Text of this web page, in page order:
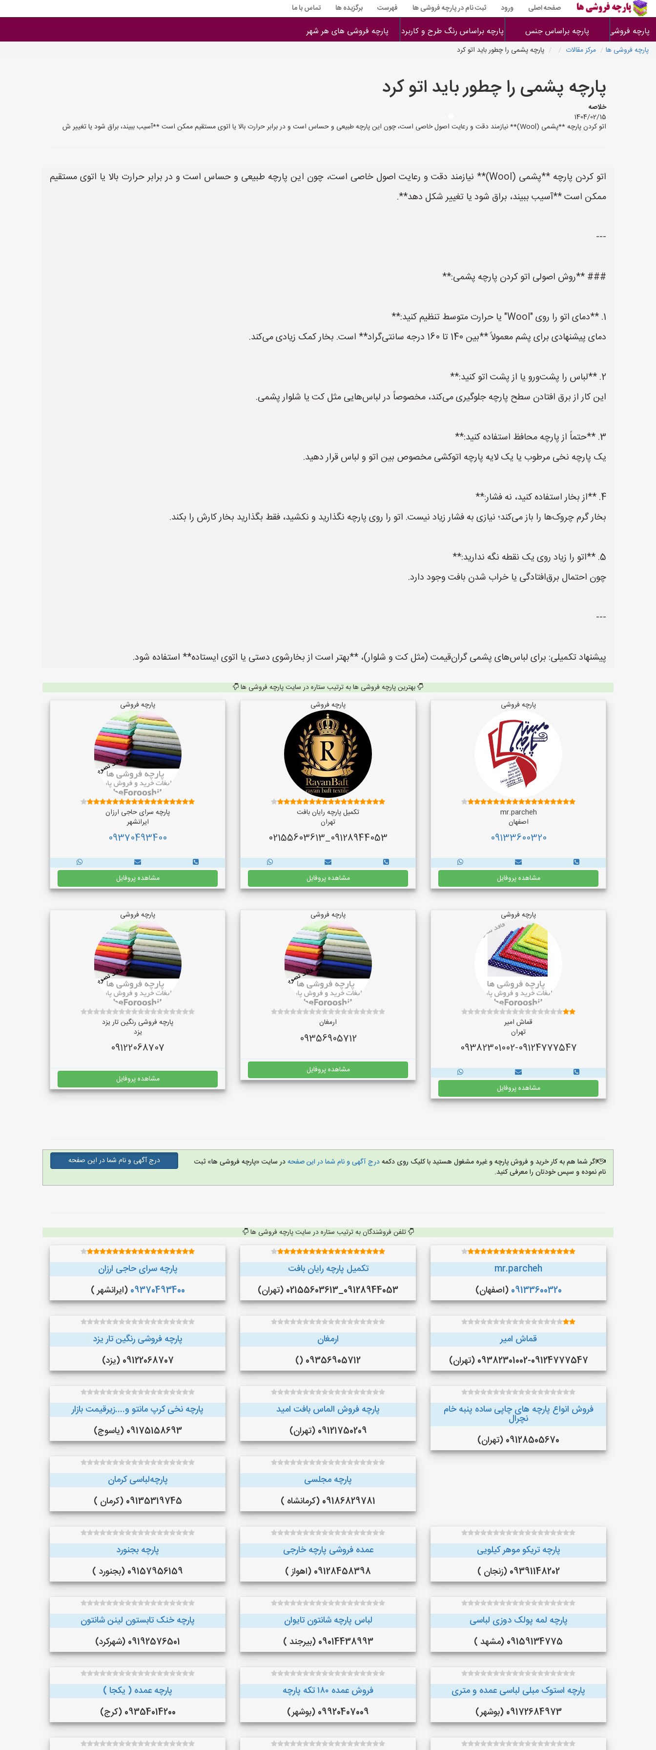
صفحه اصلی ورود ثبت نام در پارچه فروشی ها فهرست برگزیده ها تماس با ما
پارچه فروشی ها پارچه براساس جنس پارچه براساس رنگ طرح و کاربرد پارچه فروشی های هر شهر
پارچه فروشی ها مرکز مقالات پارچه پشمی را چطور باید اتو کرد
پارچه پشمی را چطور باید اتو کرد
خلاصه
1404/02/15
اتو کردن پارچه **پشمی (Wool)** نیازمند دقت و رعایت اصول خاصی است، چون این پارچه طبیعی و حساس است و در برابر حرارت بالا یا اتوی مستقیم ممکن است **آسیب ببیند، براق شود یا تغییر ش
اتو کردن پارچه **پشمی (Wool)** نیازمند دقت و رعایت اصول خاصی است، چون این پارچه طبیعی و حساس است و در برابر حرارت بالا یا اتوی مستقیم
ممکن است **آسیب ببیند، براق شود یا تغییر شکل دهد**.
---
### **روش اصولی اتو کردن پارچه پشمی:**
1. **دمای اتو را روی "Wool" یا حرارت متوسط تنظیم کنید:**
دمای پیشنهادی برای پشم معمولاً **بین 140 تا 160 درجه سانتی‌گراد** است. بخار کمک زیادی می‌کند.
2. **لباس را پشت‌ورو یا از پشت اتو کنید:**
این کار از برق افتادن سطح پارچه جلوگیری می‌کند، مخصوصاً در لباس‌هایی مثل کت یا شلوار پشمی.
3. **حتماً از پارچه محافظ استفاده کنید:**
یک پارچه نخی مرطوب یا یک لایه پارچه اتوکشی مخصوص بین اتو و لباس قرار دهید.
4. **از بخار استفاده کنید، نه فشار:**
بخار گرم چروک‌ها را باز می‌کند؛ نیازی به فشار زیاد نیست. اتو را روی پارچه نگذارید و نکشید، فقط بگذارید بخار کارش را بکند.
5. **اتو را زیاد روی یک نقطه نگه ندارید:**
چون احتمال برق‌افتادگی یا خراب شدن بافت وجود دارد.
---
پیشنهاد تکمیلی: برای لباس‌های پشمی گران‌قیمت (مثل کت و شلوار)، **بهتر است از بخارشوی دستی یا اتوی ایستاده** استفاده شود.
بهترین پارچه فروشی ها به ترتیب ستاره در سایت پارچه فروشی ها
پارچه فروشی
mr.parcheh
اصفهان
09133600320
مشاهده پروفایل
پارچه فروشی
تکمیل پارچه رایان بافت
تهران
09128944053_02155603613
مشاهده پروفایل
پارچه فروشی
پارچه سرای حاجی ارزان
ایرانشهر
09370493400
مشاهده پروفایل
پارچه فروشی
قماش امیر
تهران
09382301002-09124777547
مشاهده پروفایل
پارچه فروشی
ارمغان
09356905712
مشاهده پروفایل
پارچه فروشی
پارچه فروشی رنگین تار یزد
یزد
09122068707
مشاهده پروفایل
اگر شما هم به کار خرید و فروش پارچه و غیره مشغول هستید با کلیک روی دکمهدرج آگهی و نام شما در این صفحهدر سایت «پارچه فروشی ها» ثبت
نام نموده و سپس خودتان را معرفی کنید.
درج آگهی و نام شما در این صفحه
تلفن فروشندگان به ترتیب ستاره در سایت پارچه فروشی ها
mr.parcheh
09133600320 (اصفهان)
تکمیل پارچه رایان بافت
09128944053_02155603613 (تهران)
پارچه سرای حاجی ارزان
09370493400 (ایرانشهر )
قماش امیر
09382301002-09124777547 (تهران)
ارمغان
09356905712 ()
پارچه فروشی رنگین تار یزد
09122068707 (یزد)
فروش انواع پارچه های چاپی ساده پنبه خام
نچرال
09128505670 (تهران)
پارچه فروش الماس بافت امید
09121750209 (تهران)
پارچه نخی کرپ مانتو و....زیرقیمت بازار
09175158693 (یاسوج)
پارچه مجلسی
09186829781 (کرمانشاه )
پارچه‌لباسی کرمان
09135319745 (کرمان )
پارچه تریکو موهر کیلویی
09391148202 (زنجان )
عمده فروشی پارچه خارجی
09128458398 (اهواز )
پارچه بجنورد
09157956159 (بجنورد )
پارچه لمه پولک دوزی لباسی
09159134775 (مشهد )
لباس پارچه شانتون تایوان
09014438993 (بیرجند )
پارچه خنک تابستون لینن شانتون
09192576501 (شهرکرد)
پارچه استوک مبلی لباسی عمده و متری
09172684973 (بوشهر)
فروش عمده ۱۸۰ تکه پارچه
09920407009 (بوشهر)
پارچه عمده ( یکجا )
09354014200 (کرج)